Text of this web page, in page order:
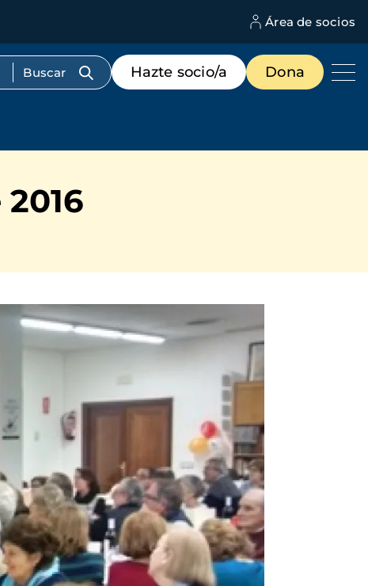
Área de socios
Menú
de
destacados
Hazte socio/a Dona